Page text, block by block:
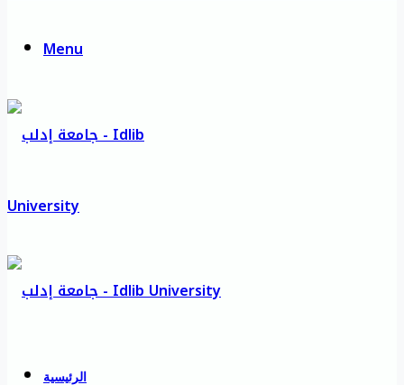
Menu
الرئيسية